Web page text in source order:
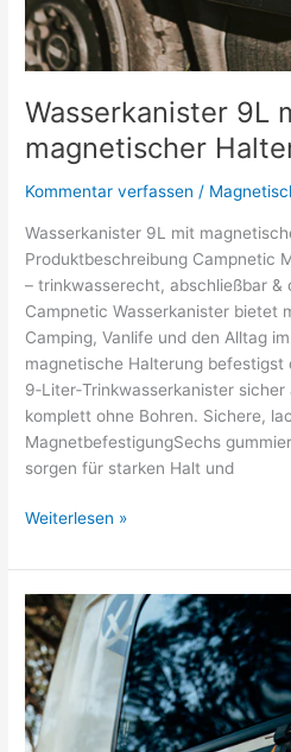
Wasserkanister 9L
magnetischer
Kommentar verfassen /
Wasserkanister 9L mit
Produktbeschreibung Campnetic
– trinkwasserecht, abschließbar &
Campnetic Wasserkanister bietet
Camping, Vanlife und den Alltag
magnetische Halterung befestigst
9‑Liter‑Trinkwasserkanister
komplett ohne Bohren. Sichere,
MagnetbefestigungSechs
sorgen für starken Halt und
Weiterlesen »
Fiskars
Spaten
inkl.
magnetischen
Halterungen
von